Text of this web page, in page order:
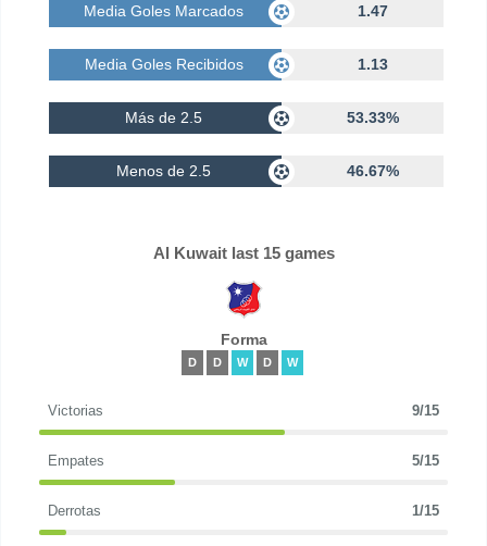
Media Goles Marcados 1.47
Media Goles Recibidos 1.13
Más de 2.5 53.33%
Menos de 2.5 46.67%
Al Kuwait last 15 games
Forma
D D W D W
Victorias 9/15
Empates 5/15
Derrotas 1/15